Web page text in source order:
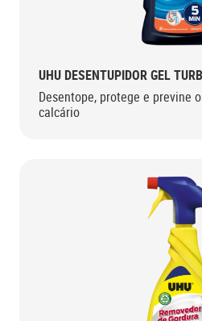
UHU DESENTUPIDOR GEL
Desentope, protege e previne
calcário